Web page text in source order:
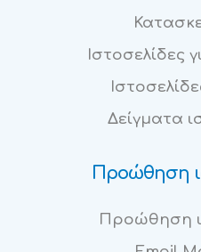
Ιστοσελίδες
Δείγματα
Προώθηση
Προώθηση